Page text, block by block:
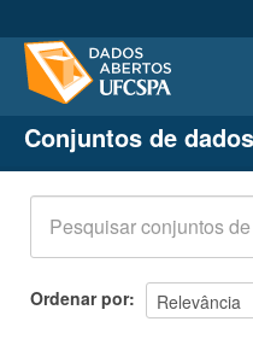
Conjuntos de dados
Organizações
Grupos
Sobre
Conjuntos de dados
Ordenar por